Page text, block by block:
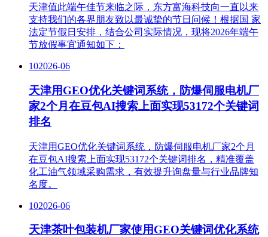
天津值此端午佳节来临之际，东方富海科技向一直以来
支持我们的各界朋友致以最诚挚的节日问候！根据国 家
法定节假日安排，结合公司实际情况，现将2026年端午
节放假事宜通知如下：
102026-06
天津用GEO优化关键词系统，防爆伺服电机厂
家2个月在豆包AI搜索上面实现53172个关键词
排名
天津用GEO优化关键词系统，防爆伺服电机厂家2个月
在豆包AI搜索上面实现53172个关键词排名，精准覆盖
化工油气领域采购需求，有效提升询盘量与行业品牌知
名度。
102026-06
天津茶叶包装机厂家使用GEO关键词优化系统